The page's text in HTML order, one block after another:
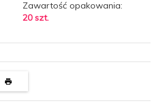
Zawartość opakowania:
20 szt.